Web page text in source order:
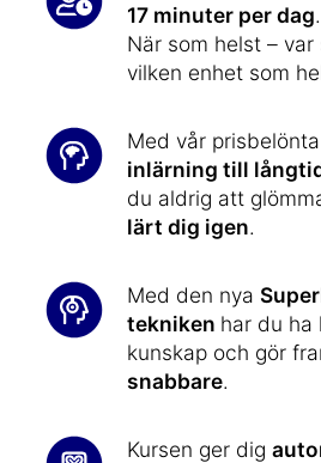
17 minuter per dag.
När som helst –
vilken enhet som
Med vår prisbelönta
inlärning till
du aldrig att
lärt dig igen.
Med den nya
tekniken har du ha
kunskap och gör
snabbare.
Kursen ger dig